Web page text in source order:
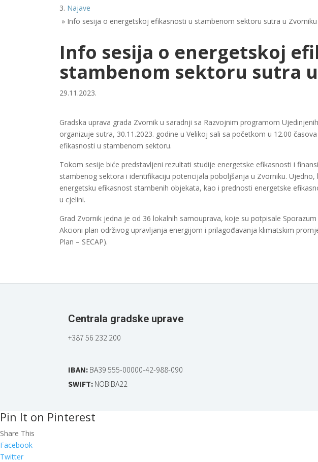
Najave
» Info sesija o energetskoj efikasnosti u stambenom sektoru sutra u Zvorniku
Info sesija o energetskoj
stambenom sektoru sutra
29.11.2023.
Gradska uprava grada Zvornik u saradnji sa Razvojnim programom
organizuje sutra, 30.11.2023. godine u Velikoj sali sa početkom u 12.00
efikasnosti u stambenom sektoru.
Tokom sesije biće predstavljeni rezultati studije energetske efikasnosti i
stambenog sektora i identifikaciju potencijala poboljšanja u Zvorniku.
energetsku efikasnost stambenih objekata, kao i prednosti energetske
u cjelini.
Grad Zvornik jedna je od 36 lokalnih samouprava, koje su potpisale
Akcioni plan održivog upravljanja energijom i prilagođavanja klimatskim
Plan – SECAP).
Centrala gradske uprave
+387 56 232 200
IBAN: BA39 555-00000-42-988-090
SWIFT: NOBIBA22
Pin It on Pinterest
Share This
Facebook
Twitter